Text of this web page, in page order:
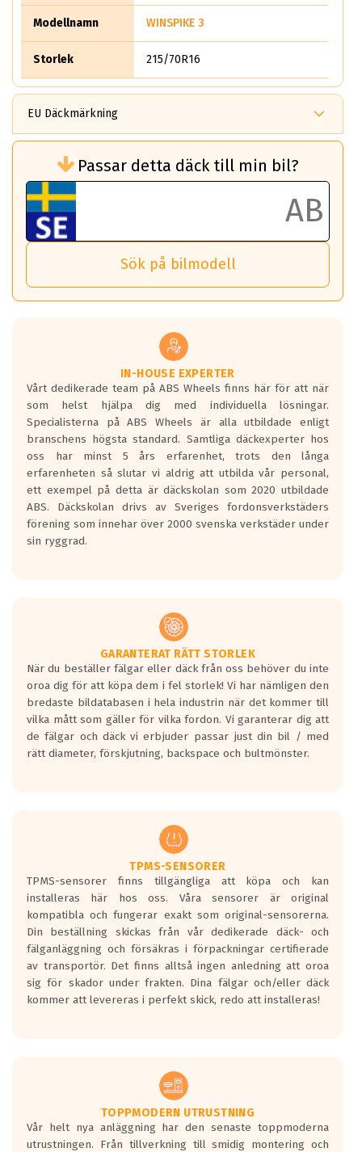
Modellnamn WINSPIKE 3
Storlek 215/70R16
EU Däckmärkning
bränsleförbrukningen)
Det ska vara en betygsskala från klass A
till G för rullmotstånd.
Ett klass A däck kommer ha 6,5% bättre
bränsleförbrukning än ett klass G däck.
Det betyder att om man kör 10,000 km,
så sparar man 50 liter bränsle med ett
vilken körstil du använder.
Våtgrepp egenskaper:
Betygsskalan är satt A till F. Där A påvisar
den kortaste bromssträckan och F är den
längsta.
Inga D eller G betyg delas ut för
personbilar och lätta lastbilar.
Betyget sätts efter ett test där däcken
skall bromsa in på en väg där det ligger
0.5-1.5 mm vatten.
I 80km/h kommer skillnaden på
Vid körning i över 50km/h brukar
rullmotståndets ljud överträffa
motorljudet.
På däckmärkningen kommer det finnas
en symbol av ett däck med vågar. Hög
bullernivå markeras med svarta vågor
medans de vita vågorna påvisar om det är
ett tyst däck.
regelverket som introduceras år 2016.
Ett däck med två svarta vågor är redan
godkända för år 2016 nya regelverk.
Ett däck med en svart våg kommer vara
minst tre decibel tystare än det
regelverk som börjar gälla 2016.
Passar detta däck till min bil?
Sök på bilmodell
IN-HOUSE EXPERTER
Vårt dedikerade team på ABS Wheels finns här för att när
som helst hjälpa dig med individuella lösningar.
Specialisterna på ABS Wheels är alla utbildade enligt
branschens högsta standard. Samtliga däckexperter hos
oss har minst 5 års erfarenhet, trots den långa
erfarenheten så slutar vi aldrig att utbilda vår personal,
ett exempel på detta är däckskolan som 2020 utbildade
ABS. Däckskolan drivs av Sveriges fordonsverkstäders
förening som innehar över 2000 svenska verkstäder under
sin ryggrad.
GARANTERAT RÄTT STORLEK
När du beställer fälgar eller däck från oss behöver du inte
oroa dig för att köpa dem i fel storlek! Vi har nämligen den
bredaste bildatabasen i hela industrin när det kommer till
vilka mått som gäller för vilka fordon. Vi garanterar dig att
de fälgar och däck vi erbjuder passar just din bil / med
rätt diameter, förskjutning, backspace och bultmönster.
TPMS-SENSORER
TPMS-sensorer finns tillgängliga att köpa och kan
installeras här hos oss. Våra sensorer är original
kompatibla och fungerar exakt som original-sensorerna.
Din beställning skickas från vår dedikerade däck- och
fälganläggning och försäkras i förpackningar certifierade
av transportör. Det finns alltså ingen anledning att oroa
sig för skador under frakten. Dina fälgar och/eller däck
kommer att levereras i perfekt skick, redo att installeras!
TOPPMODERN UTRUSTNING
Vår helt nya anläggning har den senaste toppmoderna
utrustningen. Från tillverkning till smidig montering och